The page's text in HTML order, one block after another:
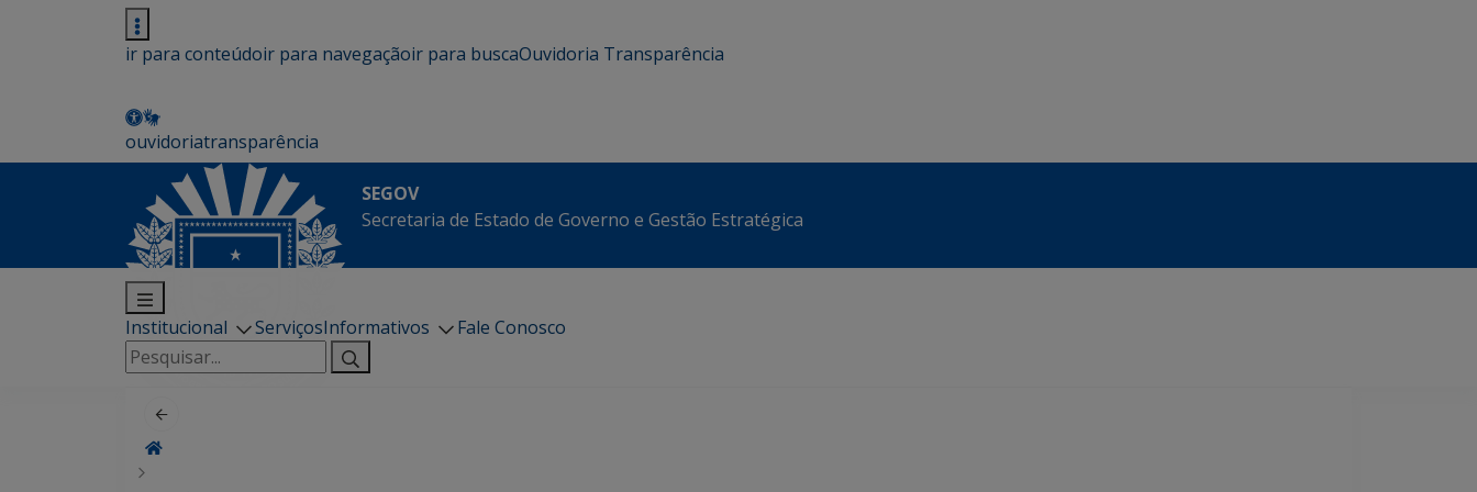
ir para conteúdoir para navegaçãoir para buscaOuvidoria Transparência
ouvidoriatransparência
SEGOV
Secretaria de Estado de Governo e Gestão Estratégica
Institucional ServiçosInformativos
Fale Conosco
Pesquisar
por: